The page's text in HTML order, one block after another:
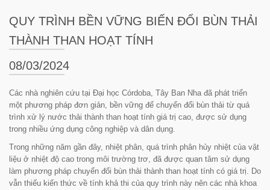
QUY TRÌNH BỀN VỮNG BIẾN ĐỔI BÙN THẢI
THÀNH THAN HOẠT TÍNH
08/03/2024
Các nhà nghiên cứu tại Đại học Córdoba, Tây Ban Nha đã phát triển
một phương pháp đơn giản, bền vững để chuyển đổi bùn thải từ quá
trình xử lý nước thải thành than hoạt tính giá trị cao, được sử dụng
trong nhiều ứng dụng công nghiệp và dân dụng.
Trong những năm gần đây, nhiệt phân, quá trình phân hủy nhiệt của vật
liệu ở nhiệt độ cao trong môi trường trơ, đã được quan tâm sử dụng
làm phương pháp chuyển đổi bùn thải thành than hoạt tính có giá trị. Do
vẫn thiếu kiến thức về tính khả thi của quy trình này nên các nhà khoa